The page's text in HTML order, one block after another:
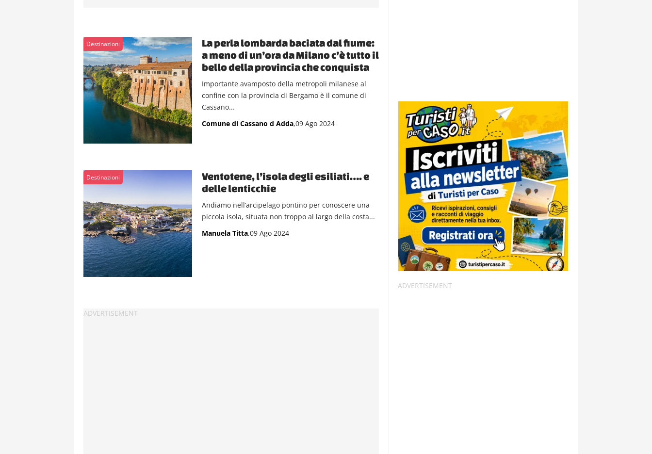
Destinazioni
La perla lombarda baciata dal fiume:
a meno di un’ora da Milano c’è tutto il
bello della provincia che conquista
Importante avamposto della metropoli milanese al
confine con la provincia di Bergamo è il comune di
Cassano...
Comune di Cassano d Adda,09 Ago 2024
Destinazioni
Ventotene, l’isola degli esiliati…. e
delle lenticchie
Andiamo nell’arcipelago pontino per conoscere una
piccola isola, situata non troppo al largo della costa...
Manuela Titta,09 Ago 2024